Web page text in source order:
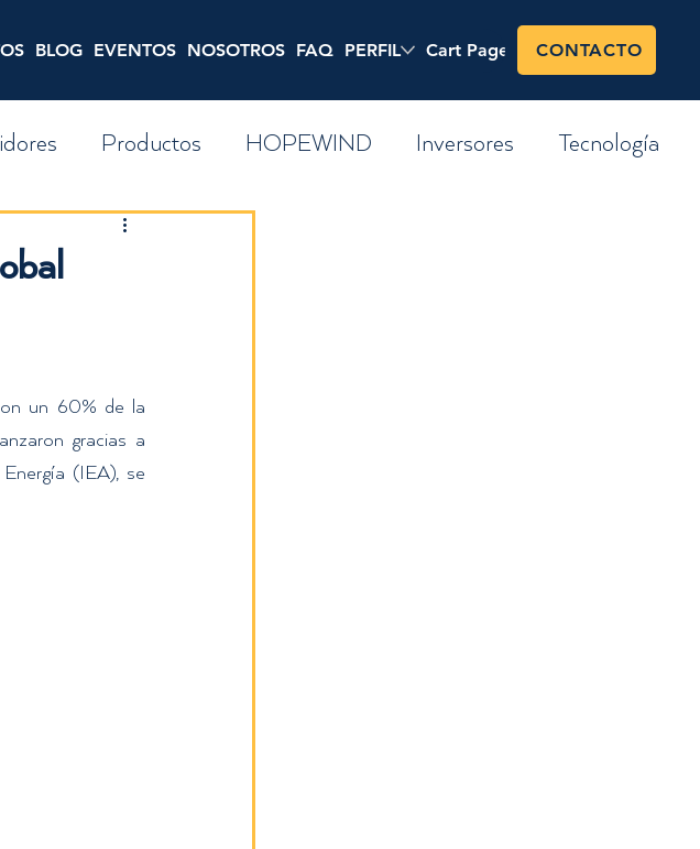
BLOG EVENTOS NOSOTROS FAQ PERFIL Cart Page Shop
CONTACTO
Productos HOPEWIND Inversores Tecnología
un 60% de la
gracias a
(IEA), se